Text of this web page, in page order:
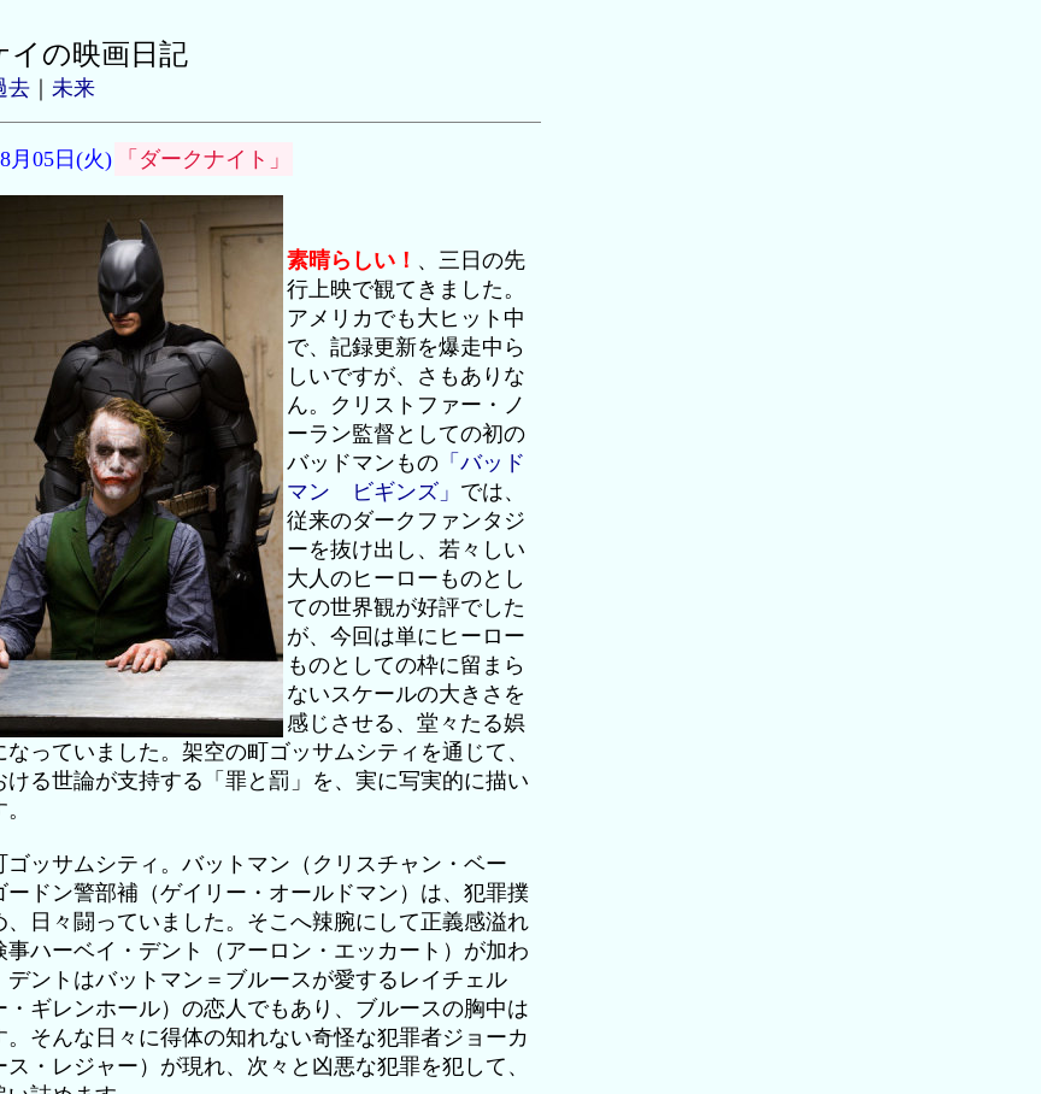
イの映画日記
去 未来
月05日(火) 「ダークナイト」
素晴らしい！ 、三日の先
行上映で観てきました。
アメリカでも大ヒット中
で、記録更新を爆走中ら
しいですが、さもありな
ん。クリストファー・ノ
ーラン監督としての初の
バッドマンもの 「バッド
マン ビギンズ」 では、
従来のダークファンタジ
ーを抜け出し、若々しい
大人のヒーローものとし
ての世界観が好評でした
が、今回は単にヒーロー
ものとしての枠に留まら
ないスケールの大きさを
感じさせる、堂々たる娯
なっていました。架空の町ゴッサムシティを通じて、
ける世論が支持する「罪と罰」を、実に写実的に描い
ゴッサムシティ。バットマン（クリスチャン・ベー
ードン警部補（ゲイリー・オールドマン）は、犯罪撲
、日々闘っていました。そこへ辣腕にして正義感溢れ
事ハーベイ・デント（アーロン・エッカート）が加わ
デントはバットマン＝ブルースが愛するレイチェル
・ギレンホール）の恋人でもあり、ブルースの胸中は
。そんな日々に得体の知れない奇怪な犯罪者ジョーカ
ス・レジャー）が現れ、次々と凶悪な犯罪を犯して、